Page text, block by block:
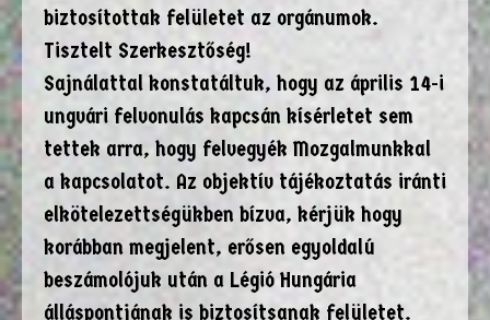
biztosítottak felületet az orgánumok.
Tisztelt Szerkesztőség!
Sajnálattal konstatáltuk, hogy az április 14-i
ungvári felvonulás kapcsán kísérletet sem
tettek arra, hogy felvegyék Mozgalmunkkal
a kapcsolatot. Az objektív tájékoztatás iránti
elkötelezettségükben bízva, kérjük hogy
korábban megjelent, erősen egyoldalú
beszámolójuk után a Légió Hungária
álláspontjának is biztosítsanak felületet.